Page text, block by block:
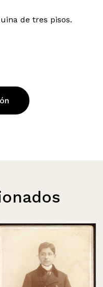
de tres pisos.